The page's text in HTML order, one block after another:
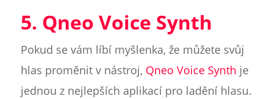
5. Qneo Voice Synth
Pokud se vám líbí myšlenka, že můžete svůj
hlas proměnit v nástroj, Qneo Voice Synth je
jednou z nejlepších aplikací pro ladění hlasu.